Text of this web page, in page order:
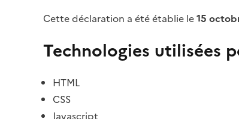
Cette déclaration a été établie le15
Technologies utilisées
HTML
CSS
Javascript